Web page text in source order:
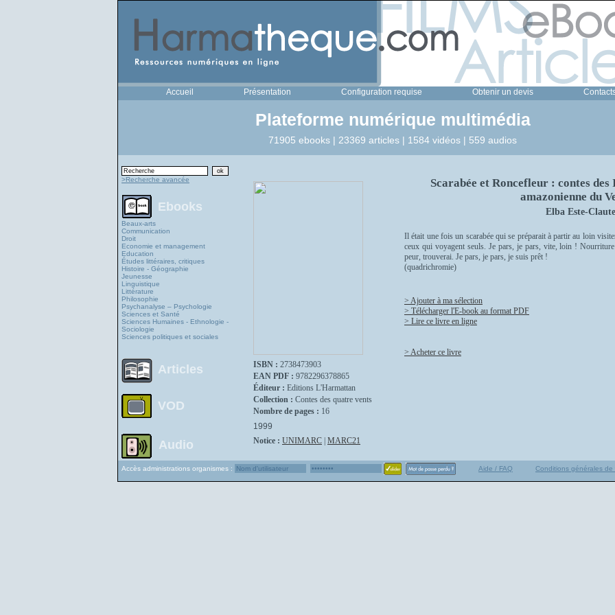
Accueil Présentation Configuration requise Obtenir un devis
Plateforme numérique multimédia
71905 ebooks | 23369 articles | 1584 vidéos | 559 audios
>Recherche avancée
Ebooks
Beaux-arts
Communication
Droit
Economie et management
Education
Études littéraires, critiques
Histoire - Géographie
Jeunesse
Linguistique
Littérature
Philosophie
Psychanalyse – Psychologie
Sciences et Santé
Sciences Humaines - Ethnologie -
Sociologie
Sciences politiques et sociales
Articles
VOD
Audio
ISBN : 2738473903
EAN PDF : 9782296378865
Éditeur : Editions L'Harmattan
Collection : Contes des quatre vents
Nombre de pages : 16
1999
Notice : UNIMARC MARC21
Scarabée et Roncefleur : contes
amazonienne du
Elba Este-
Il était une fois un scarabée qui se préparait à partir au loin
ceux qui voyagent seuls. Je pars, je pars, vite, loin !
peur, trouverai. Je pars, je pars, je suis prêt !
(quadrichromie)
> Ajouter à ma sélection
> Télécharger l'E-book au format PDF
> Lire ce livre en ligne
> Acheter ce livre
Accès administrations organismes : Aide / FAQ Conditions générales de